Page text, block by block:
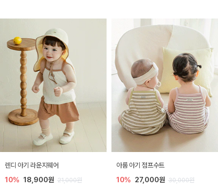
렌디 아기 라운지웨어
10% 18,900원 21,000원
아롬 아기 점프수트
10% 27,000원 30,000원